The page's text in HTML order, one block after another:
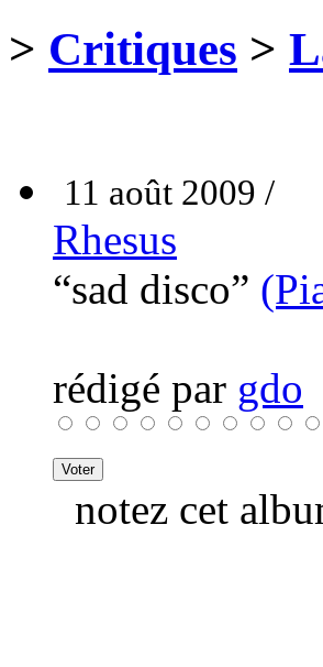
> Critiques >
11 août 2009 /
Rhesus
“sad disco”
rédigé par gdo
notez cet